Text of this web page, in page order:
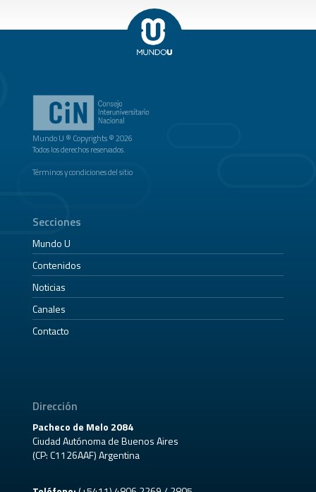
Mundo U ® Copyrights © 2026
Todos los derechos reservados.
Términos y condiciones del sitio
Secciones
Mundo U
Contenidos
Noticias
Canales
Contacto
Dirección
Pacheco de Melo 2084
Ciudad Autónoma de Buenos Aires
(CP: C1126AAF) Argentina